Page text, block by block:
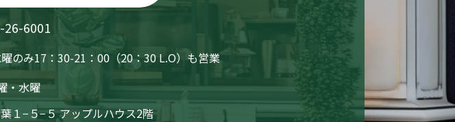
6001
のみ17：30-21：00（20：30 L.O）も営業
・水曜
１−５−５ アップルハウス2階